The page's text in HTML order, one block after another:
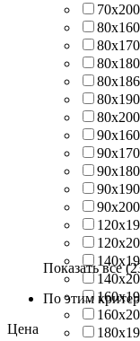
70х200
80х160
80х170
80х180
80х186
80х190
80х200
90х160
90х170
90х180
90х190
90х200
Показать все
По этим
Цена